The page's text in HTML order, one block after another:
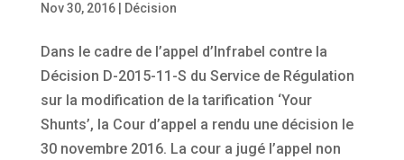
Nov 30, 2016| Décision
Dans le cadre de l’appel d’Infrabel contre la
Décision D-2015-11-S du Service de Régulation
sur la modification de la tarification ‘Your
Shunts’, la Cour d’appel a rendu une décision le
30 novembre 2016. La cour a jugé l’appel non